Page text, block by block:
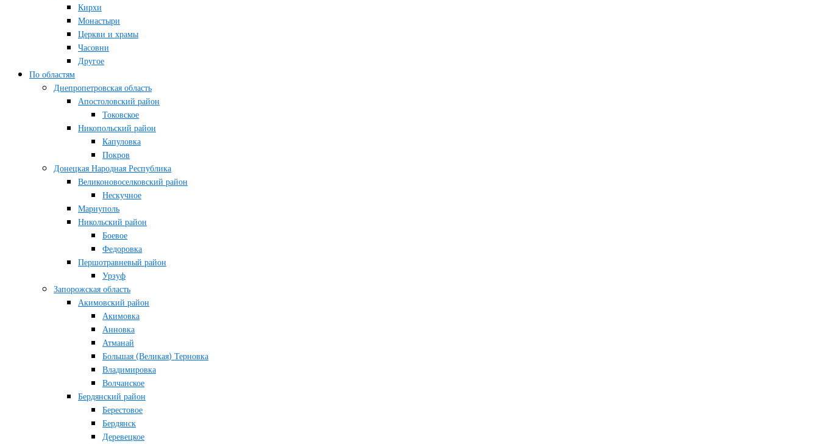
Кирхи
Монастыри
Церкви и храмы
Часовни
Другое
По областям
Днепропетровская область
Апостоловский район
Токовское
Никопольский район
Капуловка
Покров
Донецкая Народная Республика
Великоновоселковский район
Нескучное
Мариуполь
Никольский район
Боевое
Федоровка
Першотравневый район
Урзуф
Запорожская область
Акимовский район
Акимовка
Анновка
Атманай
Большая (Великая) Терновка
Владимировка
Волчанское
Бердянский район
Берестовое
Бердянск
Деревецкое